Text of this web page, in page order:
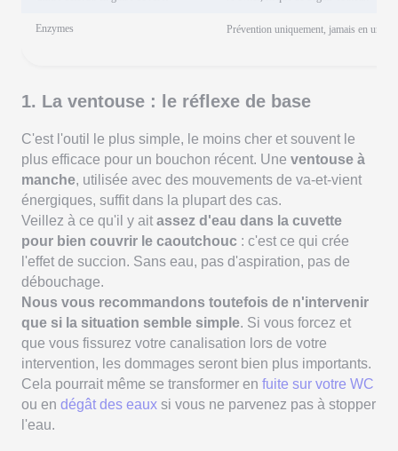
Enzymes Prévention uniquement, jamais en
1. La ventouse : le réflexe de base
C'est l'outil le plus simple, le moins cher et souvent le
plus efficace pour un bouchon récent. Une ventouse à
manche, utilisée avec des mouvements de va-et-vient
énergiques, suffit dans la plupart des cas.
Veillez à ce qu'il y ait assez d'eau dans la cuvette
pour bien couvrir le caoutchouc : c'est ce qui crée
l'effet de succion. Sans eau, pas d'aspiration, pas de
débouchage.
Nous vous recommandons toutefois de n'intervenir
que si la situation semble simple. Si vous forcez et
que vous fissurez votre canalisation lors de votre
intervention, les dommages seront bien plus importants.
Cela pourrait même se transformer en fuite sur votre WC
ou en dégât des eaux si vous ne parvenez pas à stopper
l'eau.